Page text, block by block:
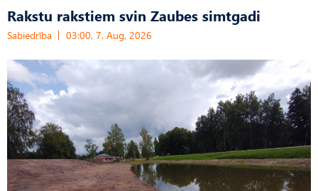
Rakstu rakstiem svin Zaubes simtgadi
Sabiedrība 03:00, 7. Aug, 2026